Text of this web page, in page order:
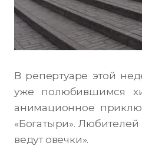
В репертуаре этой
уже полюбившимся
анимационное
«Богатыри».
ведут овечки».